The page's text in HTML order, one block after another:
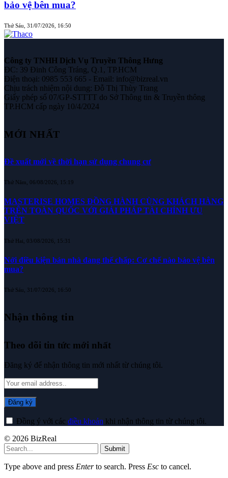
bảo vệ bên mua?
Thứ Sáu, 31/07/2026, 16:50
Công ty TNHH Dịch Vụ Truyền Thông Hưng
ĐC: 39 Đinh Công Tráng, Q.1, TP.HCM
Điện thoại: 0985 553 665 - Email: info@bizreal.vn
Chịu trách nhiệm nội dung: Đỗ Thị Thùy Trang
Giấy phép số 07/GP-STTTT do Sở Thông tin & Truyền thông
TP.HCM cấp ngày 10/4/2024
MỚI NHẤT
Đề xuất mới về thời hạn sử dụng chung cư
Thứ Năm, 06/08/2026, 15:19
MASTERISE HOMES ĐỒNG HÀNH CÙNG KHÁCH HÀNG
TRÊN TOÀN QUỐC VỚI GIẢI PHÁP TÀI CHÍNH ƯU
VIỆT
Thứ Hai, 03/08/2026, 15:31
Nới điều kiện bán nhà đang thế chấp: Cơ chế nào bảo vệ bên
mua?
Thứ Sáu, 31/07/2026, 16:50
Nhận thông tin
Theo dõi tin tức mới nhất
Đăng ký để nhận thông tin mới nhất từ chúng tôi.
Đồng ý với các điều khoản khi nhận thông tin từ chúng tôi.
© 2026 BizReal
Submit
Type above and press Enterto search. Press Esc to cancel.